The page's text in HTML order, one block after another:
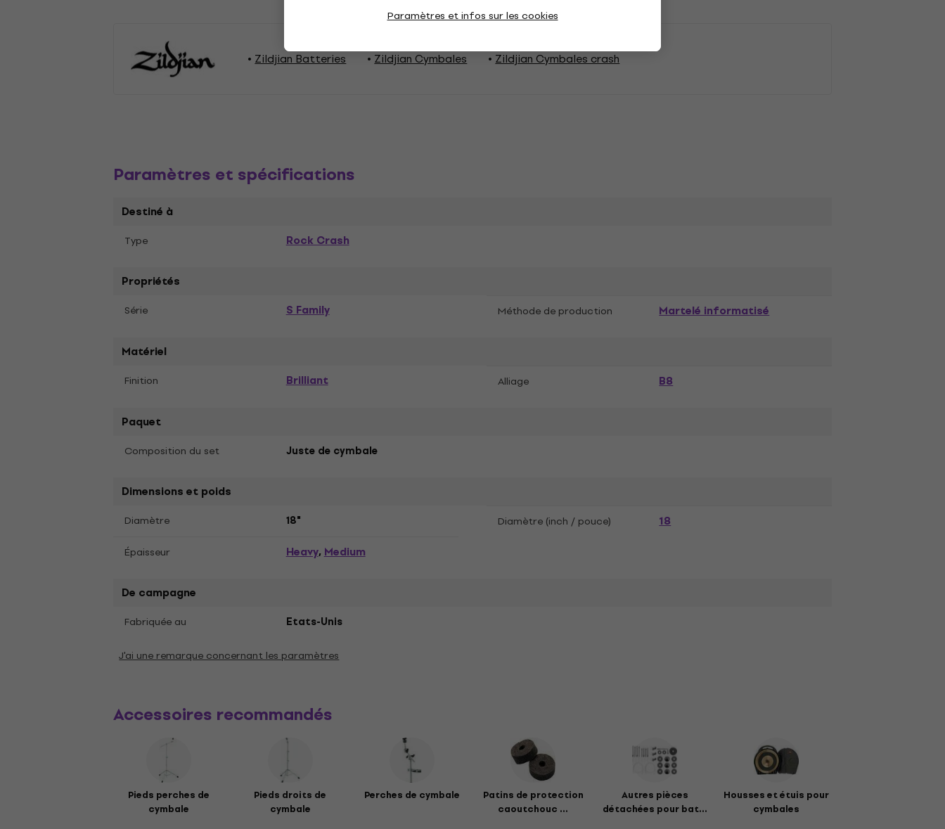
Paramètres et infos sur les cookies
Zildjian Batteries Zildjian Cymbales Zildjian Cymbales crash
Paramètres et spécifications
Destiné à
Type Rock Crash
Propriétés
Série S Family Méthode de production Martelé informatisé
Matériel
Finition Brilliant Alliage B8
Paquet
Composition du set Juste de cymbale
Dimensions et poids
Diamètre 18" Diamètre (inch / pouce) 18
Épaisseur Heavy,Medium
De campagne
Fabriquée au Etats-Unis
J'ai une remarque concernant les paramètres
Accessoires recommandés
Pieds perches de
cymbale
Pieds droits de
cymbale
Perches de cymbale
Patins de protection
caoutchouc ...
Autres pièces
détachées pour bat...
Housses et étuis pour
cymbales